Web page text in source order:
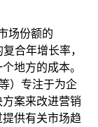
场份额的
合年增长率，
地方的成本。
）专注于为企
案来改进营销
供有关市场趋